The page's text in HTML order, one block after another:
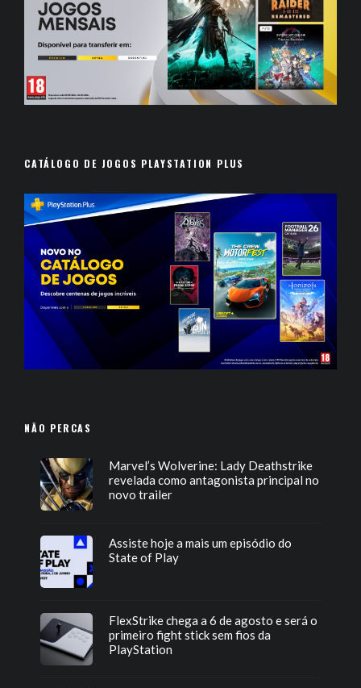
CATÁLOGO DE JOGOS PLAYSTATION PLUS
NÃO PERCAS
Marvel’s Wolverine: Lady Deathstrike
revelada como antagonista principal no
novo trailer
Assiste hoje a mais um episódio do
State of Play
FlexStrike chega a 6 de agosto e será o
primeiro fight stick sem fios da
PlayStation